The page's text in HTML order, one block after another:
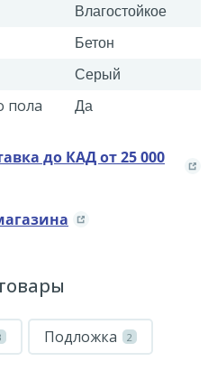
Влагостойкое
Бетон
Серый
пола Да
до КАД от 25 000
Подложка 2